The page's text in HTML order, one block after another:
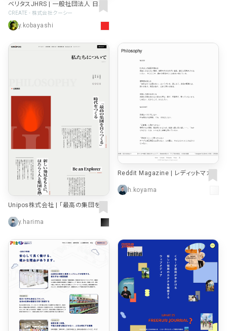
ベリタスJHRS | 一般社団法人 日本
不整脈心電学会
CREATE - 株式会社クーシー
y.kobayashi
Unipos株式会社 | 「最高の集団を自
y.harima
Reddit Magazine | レディットマガジ
h.koyama